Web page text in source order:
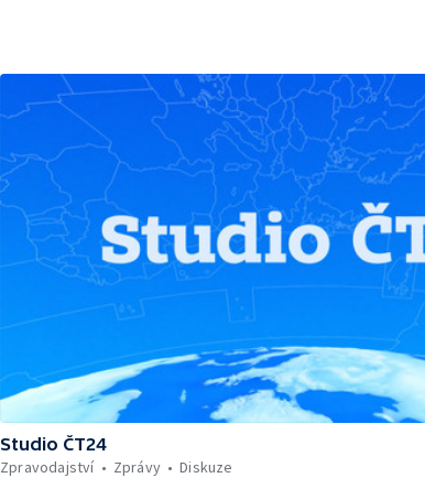
Studio ČT24
Zpravodajství
Zprávy Diskuze